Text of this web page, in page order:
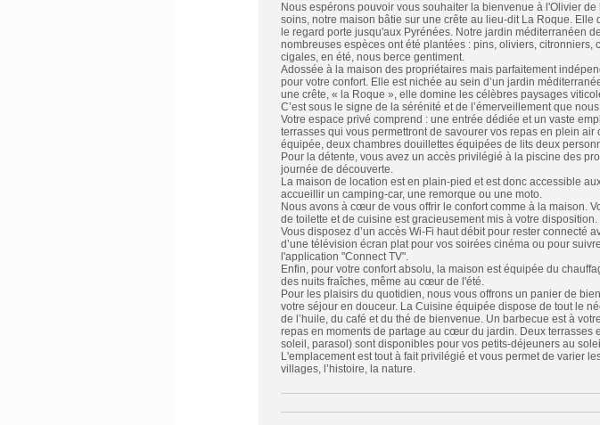
Nous espérons pouvoir vous souhaiter la bienvenue à l'Olivier
soins, notre maison bâtie sur une crête au lieu-dit La Roque.
le regard porte jusqu'aux Pyrénées. Notre jardin méditerranéen
nombreuses espèces ont été plantées : pins, oliviers,
cigales, en été, nous berce gentiment.
Adossée à la maison des propriétaires mais parfaitement
pour votre confort. Elle est nichée au sein d’un jardin
une crête, « la Roque », elle domine les célèbres paysages
C’est sous le signe de la sérénité et de l’émerveillement que
Votre espace privé comprend : une entrée dédiée et un vaste
terrasses qui vous permettront de savourer vos repas en plein
équipée, deux chambres douillettes équipées de lits deux
Pour la détente, vous avez un accès privilégié à la piscine des
journée de découverte.
La maison de location est en plain-pied et est donc accessible
accueillir un camping-car, une remorque ou une moto.
Nous avons à cœur de vous offrir le confort comme à la maison.
de toilette et de cuisine est gracieusement mis à votre disposition.
Vous disposez d’un accès Wi-Fi haut débit pour rester connecté
d’une télévision écran plat pour vos soirées cinéma ou pour
l'application "Connect TV".
Enfin, pour votre confort absolu, la maison est équipée du
des nuits fraîches, même au cœur de l'été.
Pour les plaisirs du quotidien, nous vous offrons un panier de
votre séjour en douceur. La Cuisine équipée dispose de tout le
de l’huile, du café et du thé de bienvenue. Un barbecue est à
repas en moments de partage au cœur du jardin. Deux
soleil, parasol) sont disponibles pour vos petits-déjeuners au
L'emplacement est tout à fait privilégié et vous permet de varier
villages, l’histoire, la nature.